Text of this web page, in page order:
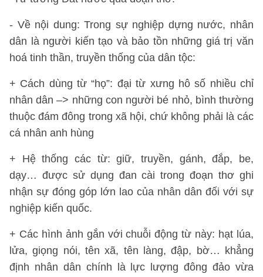
- Về nội dung: Trong sự nghiệp dựng nước, nhân
dân là người kiến tạo và bảo tồn những giá trị văn
hoá tinh thần, truyền thống của dân tộc:
+ Cách dùng từ “họ”: đại từ xưng hô số nhiều chỉ
nhân dân –> những con người bé nhỏ, bình thường
thuộc đám đông trong xã hội, chứ không phải là các
cá nhân anh hùng
+ Hệ thống các từ: giữ, truyền, gánh, đắp, be,
dạy… được sử dụng đan cài trong đoạn thơ ghi
nhận sự đóng góp lớn lao của nhân dân đối với sự
nghiệp kiến quốc.
+ Các hình ảnh gắn với chuỗi động từ này: hạt lúa,
lửa, giọng nói, tên xã, tên làng, đập, bờ… khẳng
định nhân dân chính là lực lượng đông đảo vừa